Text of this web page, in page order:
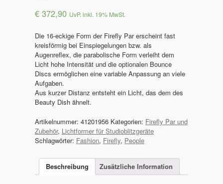
€ 372,90 UvP. inkl. 19% MwSt.
Die 16-eckige Form der Firefly Par erscheint fast
kreisförmig bei Einspiegelungen bzw. als
Augenreflex, die parabolische Form verleiht dem
Licht hohe Intensität und die optionalen Bounce
Discs ermöglichen eine variable Anpassung an viele
Aufgaben.
Aus kurzer Distanz entsteht ein Licht, das dem des
Beauty Dish ähnelt.
Artikelnummer: 41201956 Kategorien: Firefly Par und
Zubehör, Lichtformer für Studioblitzgeräte
Schlagwörter: Fashion, Firefly, People
Beschreibung Zusätzliche Information